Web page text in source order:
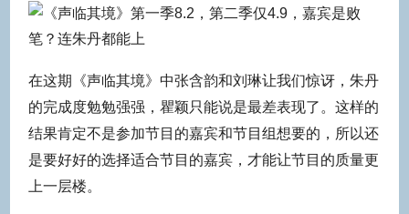
在这期《声临其境》中张含韵和刘琳让我们惊讶，朱丹
的完成度勉勉强强，瞿颖只能说是最差表现了。这样的
结果肯定不是参加节目的嘉宾和节目组想要的，所以还
是要好好的选择适合节目的嘉宾，才能让节目的质量更
上一层楼。